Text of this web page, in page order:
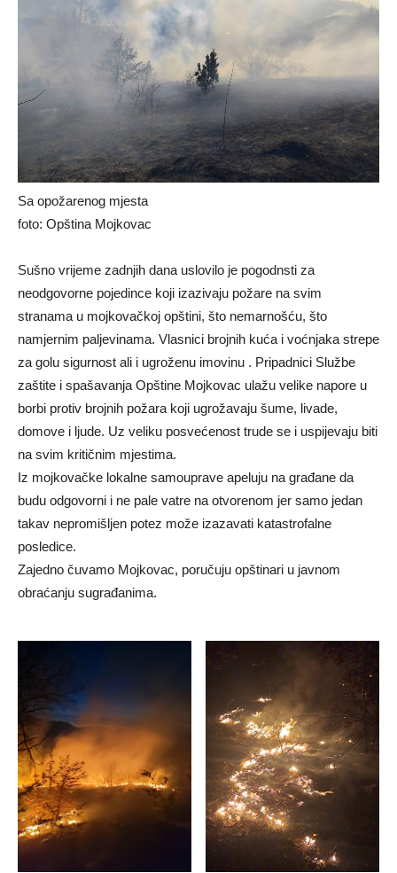
Sa opožarenog mjesta
foto: Opština Mojkovac
Sušno vrijeme zadnjih dana uslovilo je pogodnsti za
neodgovorne pojedince koji izazivaju požare na svim
stranama u mojkovačkoj opštini, što nemarnošću, što
namjernim paljevinama. Vlasnici brojnih kuća i voćnjaka strepe
za golu sigurnost ali i ugroženu imovinu . Pripadnici Službe
zaštite i spašavanja Opštine Mojkovac ulažu velike napore u
borbi protiv brojnih požara koji ugrožavaju šume, livade,
domove i ljude. Uz veliku posvećenost trude se i uspijevaju biti
na svim kritičnim mjestima.
Iz mojkovačke lokalne samouprave apeluju na građane da
budu odgovorni i ne pale vatre na otvorenom jer samo jedan
takav nepromišljen potez može izazavati katastrofalne
posledice.
Zajedno čuvamo Mojkovac, poručuju opštinari u javnom
obraćanju sugrađanima.